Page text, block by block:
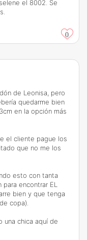
el 8002. Se
0
de Leonisa, pero
quedarme bien
en la opción más
el cliente pague los
que no me los
esto con tanta
encontrar EL
bien y que tenga
copa).
una chica aquí de